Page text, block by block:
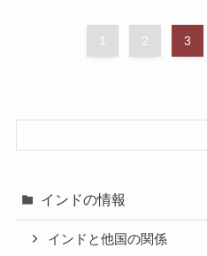
1 2 3
インドの情報
インドと他国の関係